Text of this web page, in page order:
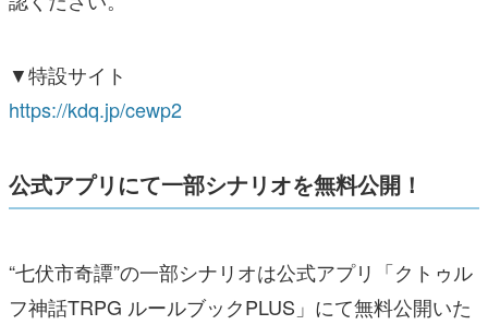
▼特設サイト
https://kdq.jp/cewp2
公式アプリにて一部シナリオを無料公開！
“七伏市奇譚”の一部シナリオは公式アプリ「クトゥル
フ神話TRPG ルールブックPLUS」にて無料公開いた